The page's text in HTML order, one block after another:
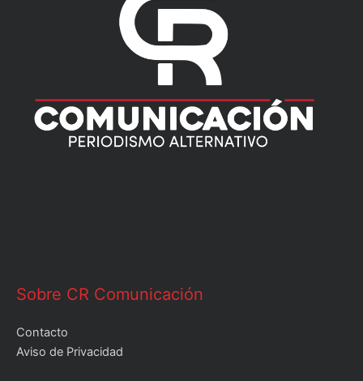
Sobre CR Comunicación
Contacto
Aviso de Privacidad